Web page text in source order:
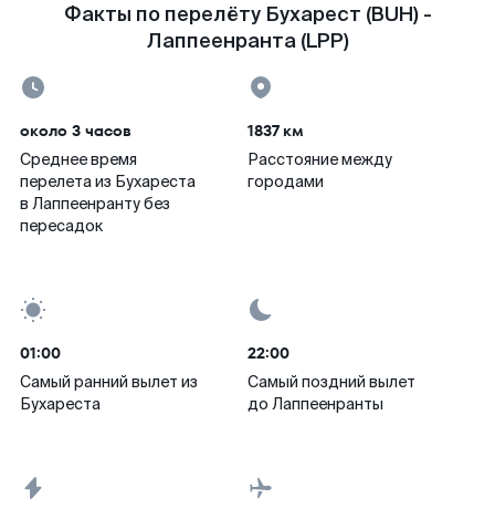
Факты по перелёту Бухарест (BUH) -
Лаппеенранта (LPP)
около 3 часов
Среднее время
перелета из Бухареста
в Лаппеенранту без
пересадок
1837 км
Расстояние между
городами
01:00
Самый ранний вылет из
Бухареста
22:00
Самый поздний вылет
до Лаппеенранты